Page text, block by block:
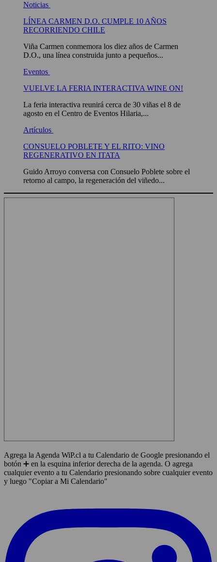
Noticias
LÍNEA CARMEN D.O. CUMPLE 10 AÑOS
RECORRIENDO CHILE
Viña Carmen conmemora los diez años de Carmen
D.O., una línea construida junto a pequeños...
Eventos
VUELVE LA FERIA INTERACTIVA WINE ON!
La feria interactiva reunirá cerca de 30 viñas el 8 de
agosto en el Centro de Eventos Hilaria,...
Artículos
CONSUELO POBLETE Y EL RITO: VINO
REGENERATIVO EN ITATA
Guido Arroyo conversa con Consuelo Poblete sobre el
retorno al campo, la regeneración del viñedo...
Agrega la Agenda WiP.cl a tu Calendario de Google presionando el
botón ➕ en la esquina inferior derecha de la agenda. O agrega
cualquier evento a tu Calendario presionando sobre cualquier evento
y luego "Copiar a Mi Calendario"